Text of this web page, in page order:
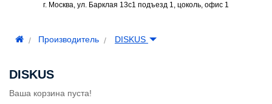
г. Москва, ул. Барклая 13с1 подъезд 1, цоколь, офис 1
Производитель DISKUS
DISKUS
Ваша корзина пуста!